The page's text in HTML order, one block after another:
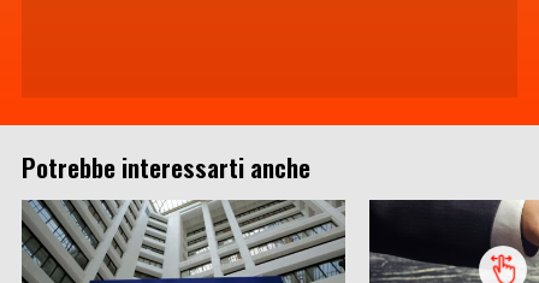
Potrebbe interessarti anche